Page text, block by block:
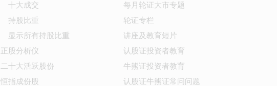
十大成交
持股比重
显示所有持股比重
正股分析仪
二十大活跃股份
恒指成份股
每月轮证大市专题
轮证专栏
讲座及教育短片
认股证投资者教育
牛熊证投资者教育
认股证牛熊证常问问题